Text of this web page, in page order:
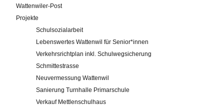
Online-Service
Impressum
Wattenwiler-Post
Projekte
Schulsozialarbeit
Lebenswertes Wattenwil für Senior*innen
Verkehrsrichtplan inkl. Schulwegsicherung
Schmittestrasse
Neuvermessung Wattenwil
Sanierung Turnhalle Primarschule
Verkauf Mettlenschulhaus